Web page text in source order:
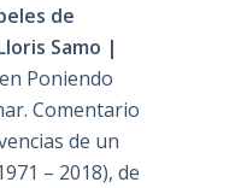
de
Samo |
en Poniendo
Comentario
de un
– 2018), de